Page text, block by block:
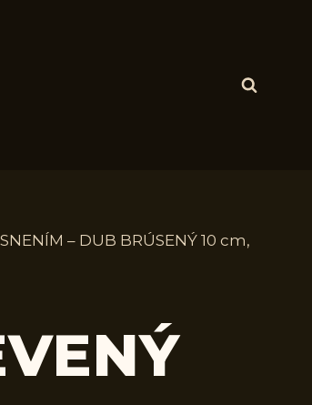
– DUB BRÚSENÝ 10 cm,